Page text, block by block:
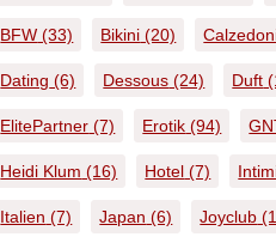
BFW (33) Bikini (20)
Dating (6) Dessous (24) Duft
ElitePartner (7) Erotik (94)
Heidi Klum (16) Hotel (7)
Italien (7) Japan (6) Joyclub